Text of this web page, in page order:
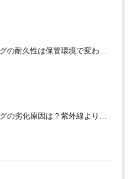
カーラッピングの耐久性は保管環境で変わる？意外な差